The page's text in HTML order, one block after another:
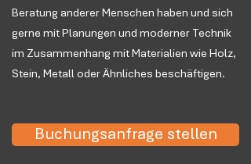
Beratung anderer Menschen haben und sich
gerne mit Planungen und moderner Technik
im Zusammenhang mit Materialien wie Holz,
Stein, Metall oder Ähnliches beschäftigen.
Buchungsanfrage stellen